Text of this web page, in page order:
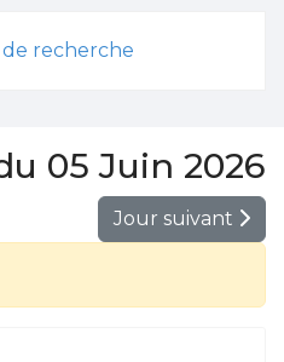
recherche
05 Juin 2026
Jour suivant